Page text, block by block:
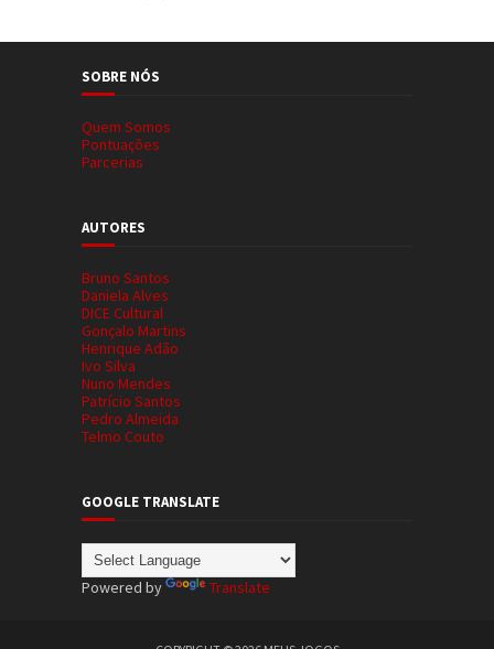
SOBRE NÓS
Quem Somos
Pontuações
Parcerias
AUTORES
Bruno Santos
Daniela Alves
DICE Cultural
Gonçalo Martins
Henrique Adão
Ivo Silva
Nuno Mendes
Patrício Santos
Pedro Almeida
Telmo Couto
GOOGLE TRANSLATE
Powered by Translate